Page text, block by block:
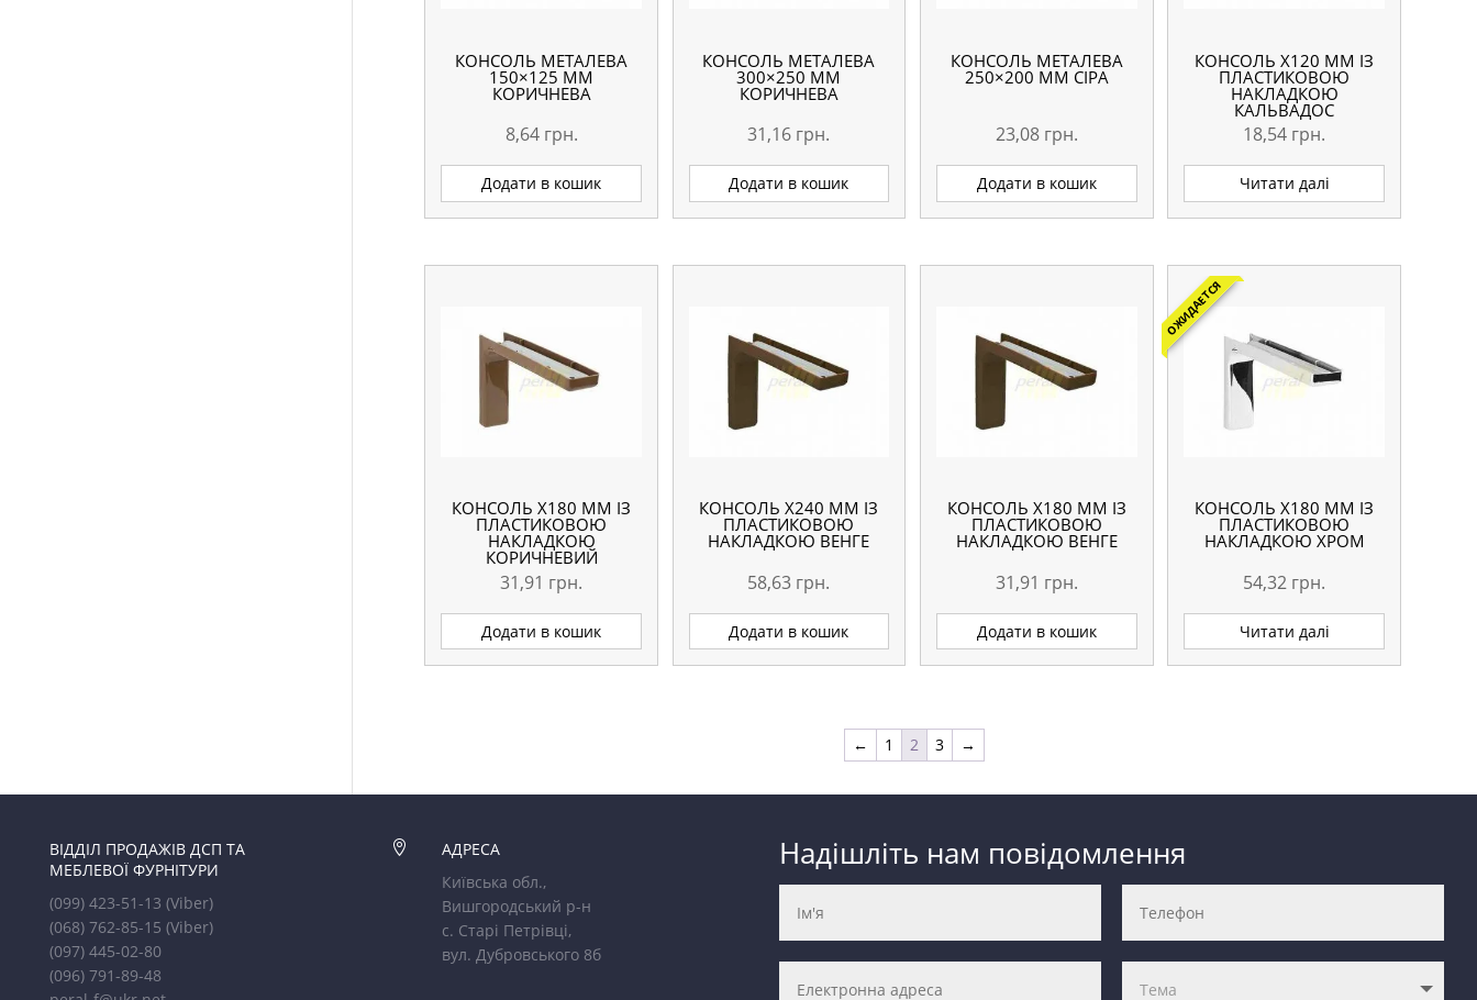
КОНСОЛЬ МЕТАЛЕВА
150×125 ММ
КОРИЧНЕВА
8,64 грн.
Додати в кошик
КОНСОЛЬ МЕТАЛЕВА
300×250 ММ
КОРИЧНЕВА
31,16 грн.
Додати в кошик
КОНСОЛЬ МЕТАЛЕВА
250×200 ММ СІРА
23,08 грн.
Додати в кошик
КОНСОЛЬ Х120 ММ ІЗ
ПЛАСТИКОВОЮ
НАКЛАДКОЮ
КАЛЬВАДОС
18,54 грн.
Читати далі
КОНСОЛЬ Х180 ММ ІЗ
ПЛАСТИКОВОЮ
НАКЛАДКОЮ
КОРИЧНЕВИЙ
31,91 грн.
Додати в кошик
КОНСОЛЬ Х240 ММ ІЗ
ПЛАСТИКОВОЮ
НАКЛАДКОЮ ВЕНГЕ
58,63 грн.
Додати в кошик
КОНСОЛЬ Х180 ММ ІЗ
ПЛАСТИКОВОЮ
НАКЛАДКОЮ ВЕНГЕ
31,91 грн.
Додати в кошик
ОЖИДАЕТСЯ
КОНСОЛЬ Х180 ММ ІЗ
ПЛАСТИКОВОЮ
НАКЛАДКОЮ ХРОМ
54,32 грн.
Читати далі
← 1 2 3 →
ВІДДІЛ ПРОДАЖІВ ДСП ТА
МЕБЛЕВОЇ ФУРНІТУРИ
(099) 423-51-13(Viber)
(068) 762-85-15(Viber)
(097) 445-02-80
(096) 791-89-48

АДРЕСА
Київська обл.,
Вишгородський р-н
с. Старі Петрівці,
вул. Дубровського 8б
Надішліть нам повідомлення